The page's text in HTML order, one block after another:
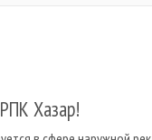
Хазар!